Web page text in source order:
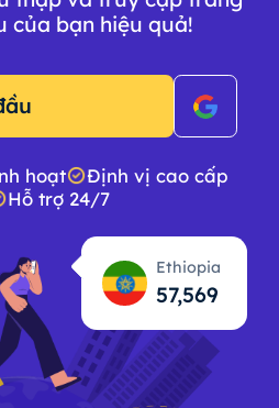
của bạn hiệu quả!
hoạt
Định vị cao cấp
Hỗ trợ 24/7
Ethiopia
57,571